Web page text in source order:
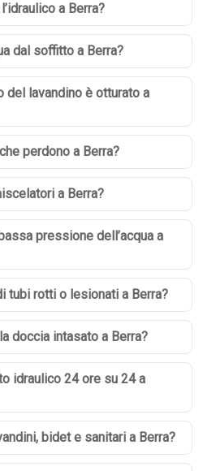
a Berra?
dal soffitto a Berra?
del lavandino è otturato a
perdono a Berra?
a Berra?
pressione dell’acqua a
tubi rotti o lesionati a Berra?
doccia intasato a Berra?
idraulico 24 ore su 24 a
bidet e sanitari a Berra?